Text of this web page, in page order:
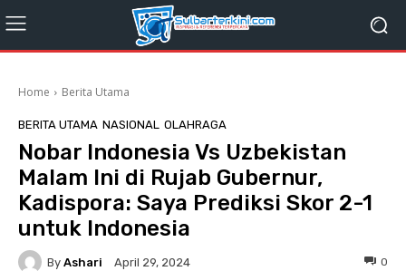
Home Berita Utama
BERITA UTAMA NASIONAL OLAHRAGA
Nobar Indonesia Vs Uzbekistan
Malam Ini di Rujab Gubernur,
Kadispora: Saya Prediksi Skor 2-1
untuk Indonesia
By Ashari April 29, 2024 0